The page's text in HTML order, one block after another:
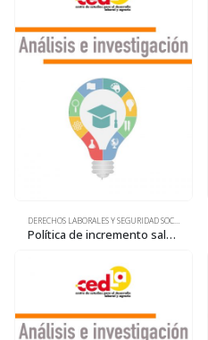
DERECHOS LABORALES Y SEGURIDAD SOCIAL
Política de incremento salarial y costo de vida